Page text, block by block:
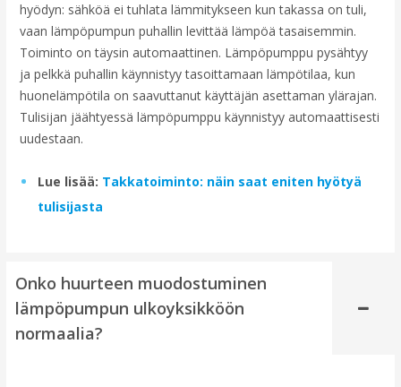
hyödyn: sähköä ei tuhlata lämmitykseen kun takassa on tuli,
vaan lämpöpumpun puhallin levittää lämpöä tasaisemmin.
Toiminto on täysin automaattinen. Lämpöpumppu pysähtyy
ja pelkkä puhallin käynnistyy tasoittamaan lämpötilaa, kun
huonelämpötila on saavuttanut käyttäjän asettaman ylärajan.
Tulisijan jäähtyessä lämpöpumppu käynnistyy automaattisesti
uudestaan.
Lue lisää: Takkatoiminto: näin saat eniten hyötyä
tulisijasta
Onko huurteen muodostuminen
lämpöpumpun ulkoyksikköön
normaalia?